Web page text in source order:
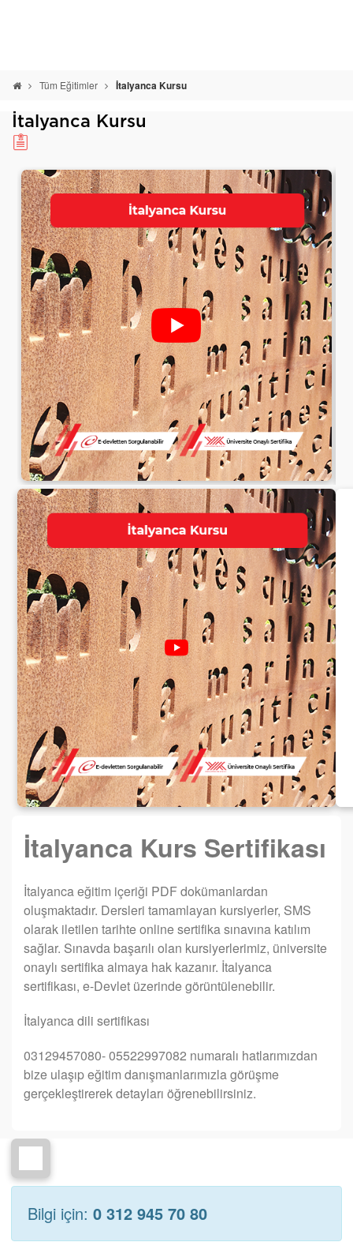
Tüm Eğitimler İtalyanca Kursu
İtalyanca Kursu
İtalyanca Kurs Sertifikası
İtalyanca eğitim içeriği PDF dokümanlardan
oluşmaktadır. Dersleri tamamlayan kursiyerler, SMS
olarak iletilen tarihte online sertifika sınavına katılım
sağlar. Sınavda başarılı olan kursiyerlerimiz, üniversite
onaylı sertifika almaya hak kazanır. İtalyanca
sertifikası, e-Devlet üzerinde görüntülenebilir.
İtalyanca dili sertifikası
03129457080- 05522997082 numaralı hatlarımızdan
bize ulaşıp eğitim danışmanlarımızla görüşme
gerçekleştirerek detayları öğrenebilirsiniz.
Bilgi için: 0 312 945 70 80